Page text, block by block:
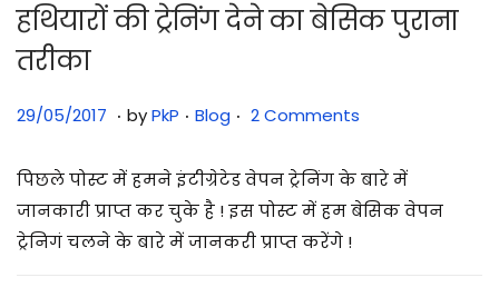
हथियारों की ट्रेनिंग देने का बेसिक पुराना
तरीका
Posted on
29/05/2017 3
/
0
7
. byPkP . Posted in
Blog . 2 Comments
पिछले पोस्ट में हमने इंटीग्रेटेड वेपन ट्रेनिंग के बारे में
जानकारी प्राप्त कर चुके है ! इस पोस्ट में हम बेसिक वेपन
ट्रेनिगं चलने के बारे में जानकरी प्राप्त करेंगे !